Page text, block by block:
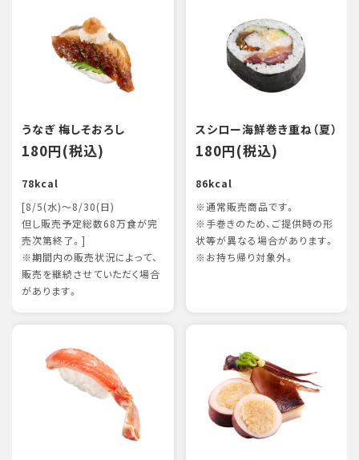
うなぎ 梅しそおろし
180円(税込)
78kcal
[8/5(水)～8/30(日)
但し販売予定総数68万食が完
売次第終了。]
※期間内の販売状況によって、
販売を継続させていただく場合
があります。
スシロー海鮮巻き重ね（夏）
180円(税込)
86kcal
※通常販売商品です。
※手巻きのため、ご提供時の形
状等が異なる場合があります。
※お持ち帰り対象外。